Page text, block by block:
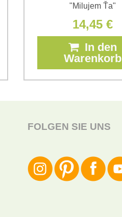
"Milujem Ťa"
14,45 €
In den
Warenkorb
FOLGEN SIE UNS